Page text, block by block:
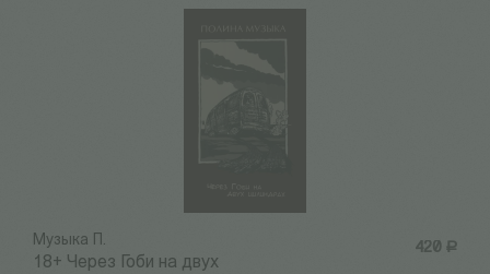
420 Р
Музыка П.
18+ Через Гоби на двух